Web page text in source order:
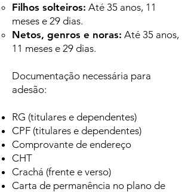
Filhos solteiros: Até 35 anos, 11
meses e 29 dias.
Netos, genros e noras: Até 35 anos,
11 meses e 29 dias.
Documentação necessária para
adesão:
RG (titulares e dependentes)
CPF (titulares e dependentes)
Comprovante de endereço
CHT
Crachá (frente e verso)
Carta de permanência no plano de